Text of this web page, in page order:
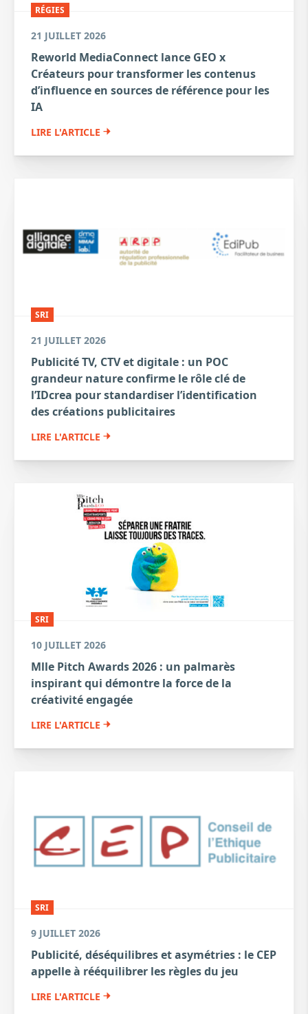
RÉGIES
21 JUILLET 2026
Reworld MediaConnect lance GEO x
Créateurs pour transformer les contenus
d’influence en sources de référence pour les
IA
LIRE L'ARTICLE
SRI
21 JUILLET 2026
Publicité TV, CTV et digitale : un POC
grandeur nature confirme le rôle clé de
l’IDcrea pour standardiser l’identification
des créations publicitaires
LIRE L'ARTICLE
SRI
10 JUILLET 2026
Mlle Pitch Awards 2026 : un palmarès
inspirant qui démontre la force de la
créativité engagée
LIRE L'ARTICLE
SRI
9 JUILLET 2026
Publicité, déséquilibres et asymétries : le CEP
appelle à rééquilibrer les règles du jeu
LIRE L'ARTICLE